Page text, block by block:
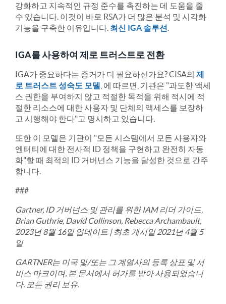
강화하고 지속적인 규정 준수를 촉진하는 데 도움을 줄
수 있습니다. 이것이 바로 RSA가 더 많은 분석 및 시각화
기능을 구축한 이유입니다. 최신 IGA 솔루션
IGA를 사용하여 제로 트러스트로 전환
IGA가 중요하다는 증거가 더 필요하신가요? CISA의 제
로 트러스트 성숙도 모델 , 에 따르면, 기관은 "과도한 액세
스 권한을 부여하지 않고 적절한 목적을 위해 적시에 적
절한 리소스에 대한 사용자 및 단체의 액세스를 보장하
고 시행해야 한다"고 명시하고 있습니다.
또한 이 모델은 기관이 "모든 시스템에서 모든 사용자와
엔터티에 대한 전사적 ID 정책을 구현하고 완전히 자동
화"할 때 최적의 ID 거버넌스 기능을 달성한 것으로 간주
합니다.
###
Gartner, ID 거버넌스 및 관리를 위한 IAM 리더 가이드,
Brian Guthrie, David Collinson, Rebecca Archambault,
2023년 8월 16일 업데이트 | 최초 게시일 2021년 4월 5
일
GARTNER는 미국 및/또는 그 계열사의 등록 상표 및 서
비스 마크이며, 본 문서에서 허가를 받아 사용되었습니
다. 모든 권리 보유.